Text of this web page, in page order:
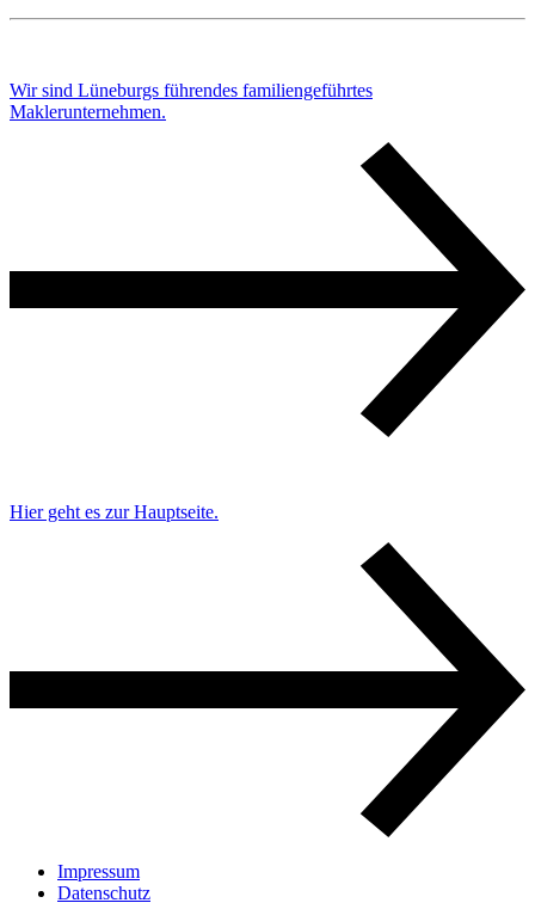
Wir sind Lüneburgs führendes familiengeführtes
Maklerunternehmen.
Hier geht es zur Hauptseite.
Impressum
Datenschutz